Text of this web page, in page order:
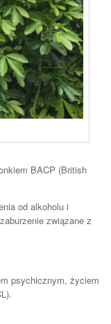
BACP (British
od alkoholu i
związane z
psychicznym, życiem